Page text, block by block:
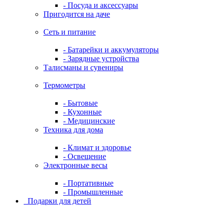
- Посуда и аксессуары
Пригодится на даче
Сеть и питание
- Батарейки и аккумуляторы
- Зарядные устройства
Талисманы и сувениры
Термометры
- Бытовые
- Кухонные
- Медицинские
Техника для дома
- Климат и здоровье
- Освещение
Электронные весы
- Портативные
- Промышленные
Подарки для детей